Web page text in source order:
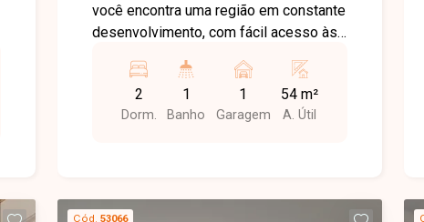
você encontra uma região em constante
desenvolvimento, com fácil acesso às
com supermercados, escolas,
farmácias e diversos comércios,
proporcionando praticidade e qualidade
sala, cozinha com armários planejados,
2
Dorm.
1
Banho
1
Garagem
54 m²
A. Útil
Cód. 53066